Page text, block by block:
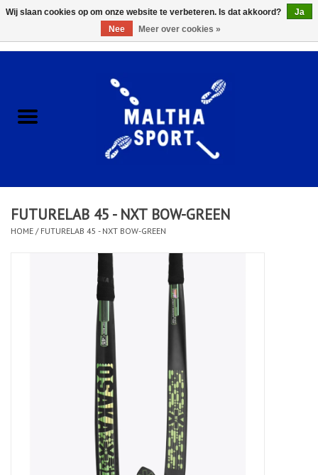
ACCESSOIRES/HARDWARE
KLEDING
CLUBSHOPS
Afspraak Loop Analyse
FUTURELAB 45 - NXT BOW-GREEN
HOME / FUTURELAB 45 - NXT BOW-GREEN
Wij slaan cookies op om onze website te verbeteren. Is dat akkoord?
Ja
Nee
Meer over cookies »